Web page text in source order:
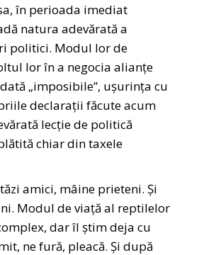
în perioada imediat
natura adevărată a
politici. Modul lor de
lor în a negocia alianțe
„imposibile”, ușurința cu
declarații făcute acum
lecție de politică
chiar din taxele
amici, mâine prieteni. Și
Modul de viață al reptilelor
dar îl știm deja cu
ne fură, pleacă. Și după